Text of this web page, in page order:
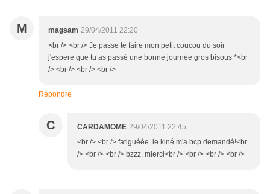
M magsam 29/04/2011 22:20
<br /> <br /> Je passe te faire mon petit coucou du soir
j'espere que tu as passé une bonne journée gros bisous *<br
/> <br /> <br /> <br />
Répondre
C CARDAMOME 29/04/2011 22:45
<br /> <br /> fatiguéée..le kiné m'a bcp demandé!<br
/> <br /> <br /> bzzz, mlerci<br /> <br /> <br /> <br />